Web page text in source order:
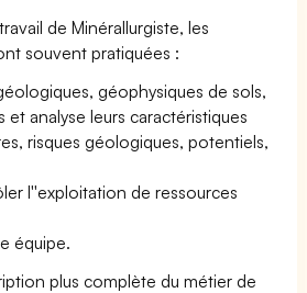
de Minérallurgiste, les
souvent pratiquées :
géophysiques de sols,
et analyse leurs caractéristiques
risques géologiques, potentiels,
l''exploitation de ressources
équipe.
plus complète du métier de